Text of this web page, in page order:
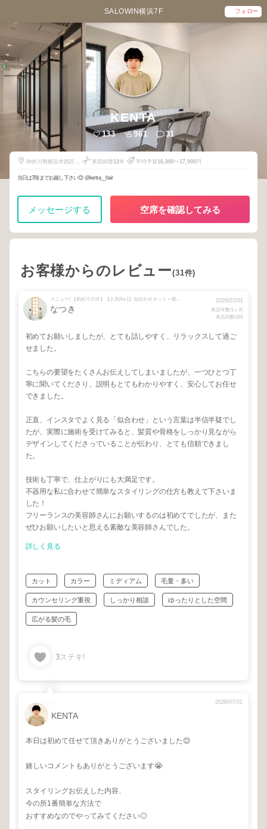
SALOWIN横浜7F フォロー
KENTA
133 961 31
神奈川県横浜市西区南
美容師歴12年 平均予算16,000〜17,000円
当日は7階までお越し下さい😊 @kenta__hair
メッセージする 空席を確認してみる
お客様からのレビュー(31件)
メニュー/ 【初めての方】【人気No.1】似合わせカット＋髪質改善カラー
なつき
2026/07/01
来店年数/1ヶ月
来店回数/2回
初めてお願いしましたが、とても話しやすく、リラックスして過ご
せました。
こちらの要望をたくさんお伝えしてしまいましたが、一つひとつ丁
寧に聞いてくださり、説明もとてもわかりやすく、安心してお任せ
できました。
正直、インスタでよく見る「似合わせ」という言葉は半信半疑でし
たが、実際に施術を受けてみると、髪質や骨格をしっかり見ながら
デザインしてくださっていることが伝わり、とても信頼できまし
た。
技術も丁寧で、仕上がりにも大満足です。
不器用な私に合わせて簡単なスタイリングの仕方も教えて下さいま
した！
フリーランスの美容師さんにお願いするのは初めてでしたが、また
ぜひお願いしたいと思える素敵な美容師さんでした。
詳しく見る
カット カラー ミディアム 毛量・多い
カウンセリング重視 しっかり相談 ゆったりとした空間
広がる髪の毛
3ステキ!
KENTA
2026/07/01
本日は初めて任せて頂きありがとうございました😊
嬉しいコメントもありがとうございます😭
スタイリングお伝えした内容、
今の所1番簡単な方法で
おすすめなのでやってみてください◎